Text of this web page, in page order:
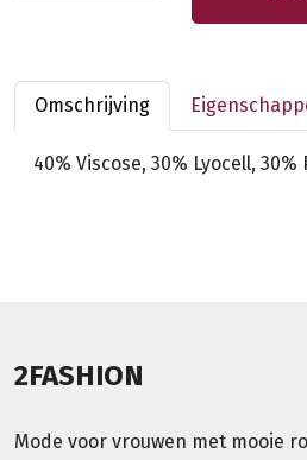
Omschrijving
40% Viscose, 30% Lyocell,
2FASHION
Mode voor vrouwen met mooie